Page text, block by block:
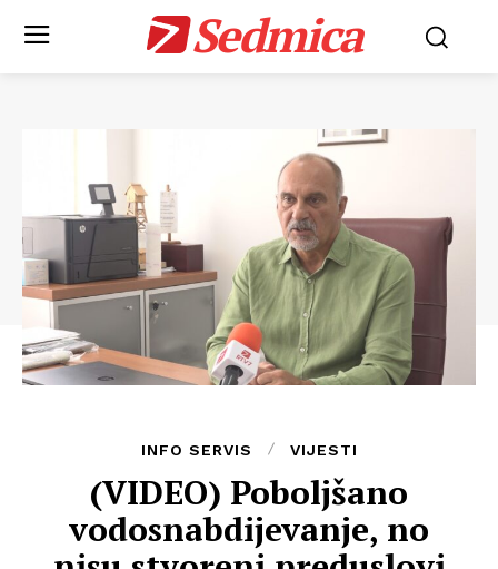
Sedmica
INFO SERVIS VIJESTI
(VIDEO) Poboljšano
vodosnabdijevanje, no